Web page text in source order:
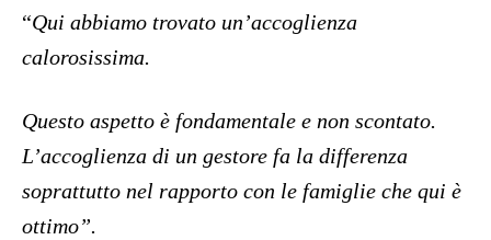
“Qui abbiamo trovato un’accoglienza
calorosissima.
Questo aspetto è fondamentale e non scontato.
L’accoglienza di un gestore fa la differenza
soprattutto nel rapporto con le famiglie che qui è
ottimo”.